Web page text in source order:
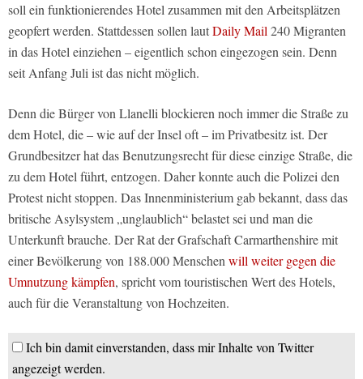
soll ein funktionierendes Hotel zusammen mit den Arbeitsplätzen
geopfert werden. Stattdessen sollen lautDaily Mail240 Migranten
in das Hotel einziehen – eigentlich schon eingezogen sein. Denn
seit Anfang Juli ist das nicht möglich.
Denn die Bürger von Llanelli blockieren noch immer die Straße zu
dem Hotel, die – wie auf der Insel oft – im Privatbesitz ist. Der
Grundbesitzer hat das Benutzungsrecht für diese einzige Straße, die
zu dem Hotel führt, entzogen. Daher konnte auch die Polizei den
Protest nicht stoppen. Das Innenministerium gab bekannt, dass das
britische Asylsystem „unglaublich“ belastet sei und man die
Unterkunft brauche. Der Rat der Grafschaft Carmarthenshire mit
einer Bevölkerung von 188.000 Menschenwill weiter gegen die
Umnutzung kämpfen, spricht vom touristischen Wert des Hotels,
auch für die Veranstaltung von Hochzeiten.
Ich bin damit einverstanden, dass mir Inhalte von Twitter
angezeigt werden.